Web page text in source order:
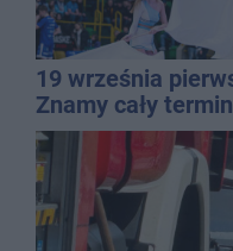
19 września
Znamy cały